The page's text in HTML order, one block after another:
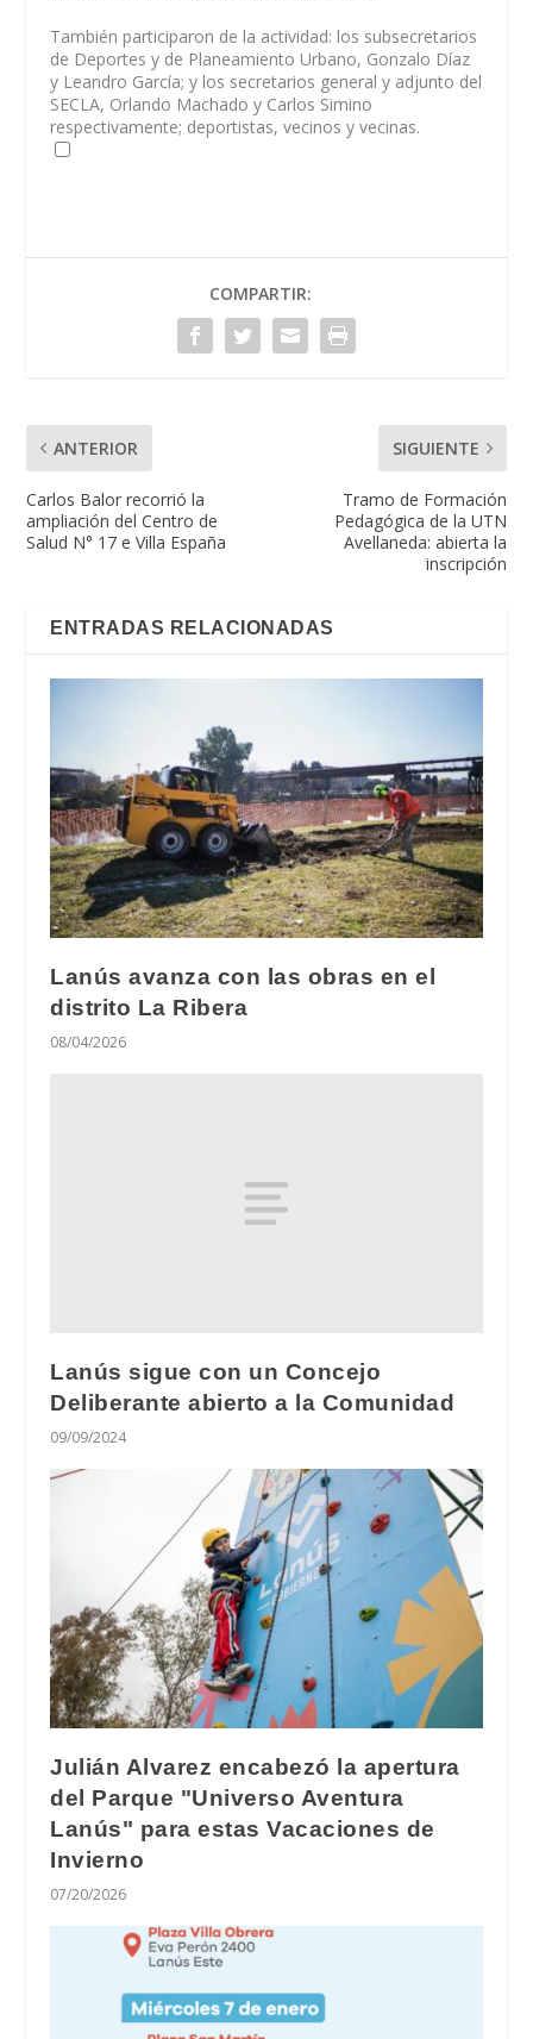
También participaron de la actividad: los subsecretarios
de Deportes y de Planeamiento Urbano, Gonzalo Díaz
y Leandro García; y los secretarios general y adjunto del
SECLA, Orlando Machado y Carlos Simino
respectivamente; deportistas, vecinos y vecinas.
COMPARTIR:
ANTERIOR
Carlos Balor recorrió la
ampliación del Centro de
Salud N° 17 e Villa España
SIGUIENTE
Tramo de Formación
Pedagógica de la UTN
Avellaneda: abierta la
inscripción
ENTRADAS RELACIONADAS
Lanús avanza con las obras en el
distrito La Ribera
08/04/2026
Lanús sigue con un Concejo
Deliberante abierto a la Comunidad
09/09/2024
Julián Alvarez encabezó la apertura
del Parque "Universo Aventura
Lanús" para estas Vacaciones de
Invierno
07/20/2026